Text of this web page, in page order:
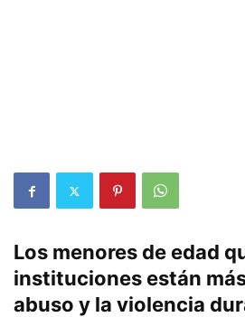
Los menores de edad
instituciones están
abuso y la violencia